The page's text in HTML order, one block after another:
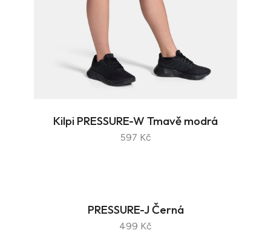
Kilpi PRESSURE-W Tmavě modrá
597 Kč
PRESSURE-J Černá
499 Kč